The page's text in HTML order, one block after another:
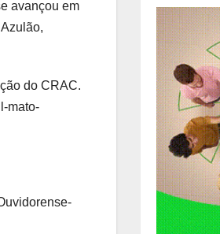
avançou em
do CRAC.
mato-